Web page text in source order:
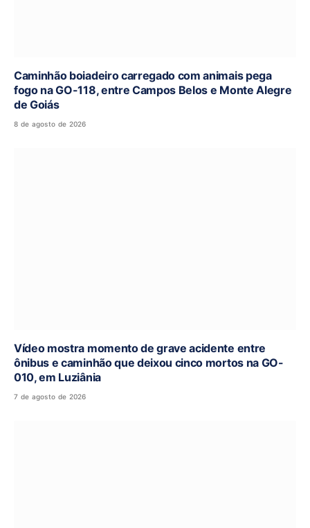
Caminhão boiadeiro carregado com animais pega
fogo na GO-118, entre Campos Belos e Monte Alegre
de Goiás
8 de agosto de 2026
Vídeo mostra momento de grave acidente entre
ônibus e caminhão que deixou cinco mortos na GO-
010, em Luziânia
7 de agosto de 2026